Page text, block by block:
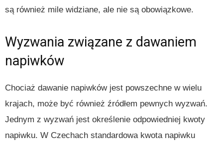
są również mile widziane, ale nie są obowiązkowe.
Wyzwania związane z dawaniem
napiwków
Chociaż dawanie napiwków jest powszechne w wielu
krajach, może być również źródłem pewnych wyzwań.
Jednym z wyzwań jest określenie odpowiedniej kwoty
napiwku. W Czechach standardowa kwota napiwku